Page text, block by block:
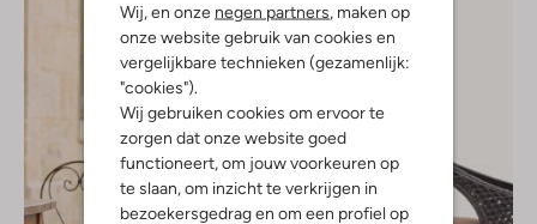
Wij, en onze negen partners , maken op
onze website gebruik van cookies en
vergelijkbare technieken (gezamenlijk:
"cookies").
Wij gebruiken cookies om ervoor te
zorgen dat onze website goed
functioneert, om jouw voorkeuren op
te slaan, om inzicht te verkrijgen in
bezoekersgedrag en om een profiel op